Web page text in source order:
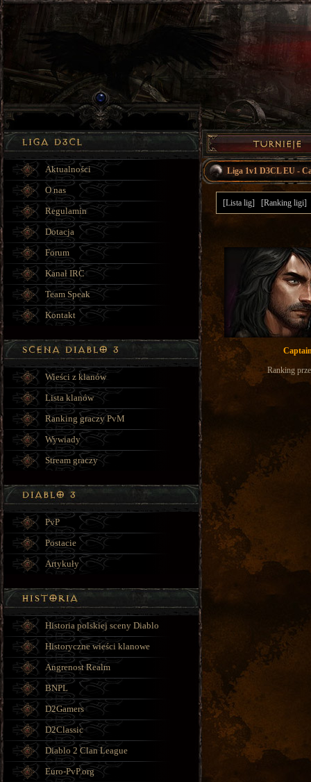
Liga 1v1 D3CL EU -
[Lista lig] [Ranking ligi]
Ranking
Aktualności
O nas
Regulamin
Dotacja
Forum
Kanał IRC
Team Speak
Kontakt
Wieści z klanów
Lista klanów
Ranking graczy PvM
Wywiady
Stream graczy
PvP
Postacie
Artykuły
Historia polskiej sceny Diablo
Historyczne wieści klanowe
Angrenost Realm
BNPL
D2Gamers
D2Classic
Diablo 2 Clan League
Euro-PvP.org